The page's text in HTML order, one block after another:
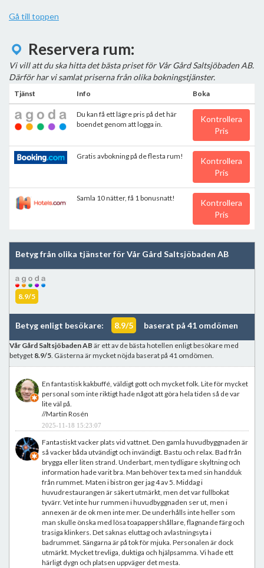
Gå till toppen
Reservera rum:
Vi vill att du ska hitta det bästa priset för Vår Gård Saltsjöbaden AB.
Därför har vi samlat priserna från olika bokningstjänster.
Tjänst Info Boka
Du kan få ett lägre pris på det här
boendet genom att logga in.
Kontrollera
Pris
Gratis avbokning på de flesta rum!
Kontrollera
Pris
Samla 10 nätter, få 1 bonusnatt!
Kontrollera
Pris
Betyg från olika tjänster för Vår Gård Saltsjöbaden AB
8.9/5
Betyg enligt besökare: 8.9/5 baserat på 41 omdömen
Vår Gård Saltsjöbaden AB är ett av de bästa hotellen enligt besökare med
betyget 8.9/5. Gästerna är mycket nöjda baserat på 41 omdömen.
En fantastisk kakbuffé, väldigt gott och mycket folk. Lite för mycket
personal som inte riktigt hade något att göra hela tiden så de var
lite väl på.
//Martin Rosén
2025-11-18 15:23:07
Fantastiskt vacker plats vid vattnet. Den gamla huvudbyggnaden är
så vacker båda utvändigt och invändigt. Bastu och relax. Bad från
brygga eller liten strand. Underbart, men tydligare skyltning och
information hade varit bra. Man behöver tex ta med sin handduk
från rummet. Maten i bistron ger jag 4 av 5. Middag i
huvudrestaurangen är säkert utmärkt, men det var fullbokat
tyvärr. Vet inte hur rummen i huvudbyggnaden ser ut, men i
annexen är de ok men inte mer. De underhålls inte heller som
man skulle önska med lösa toapappershållare, flagnande färg och
trasiga klinkers. Det saknas eluttag och avlastningsyta i
badrummet. Sängarna är på tok för mjuka. Personalen är dock
utmärkt. Mycket trevliga, duktiga och hjälpsamma. Vi hade ett
härligt dygn och platsen uppväger det mesta.